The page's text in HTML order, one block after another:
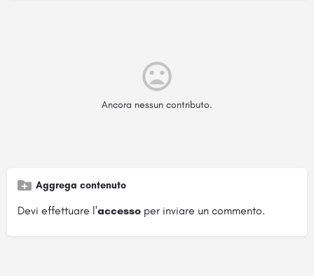
Ancora nessun contributo.
Aggrega contenuto
Devi effettuare l'accesso per inviare un commento.